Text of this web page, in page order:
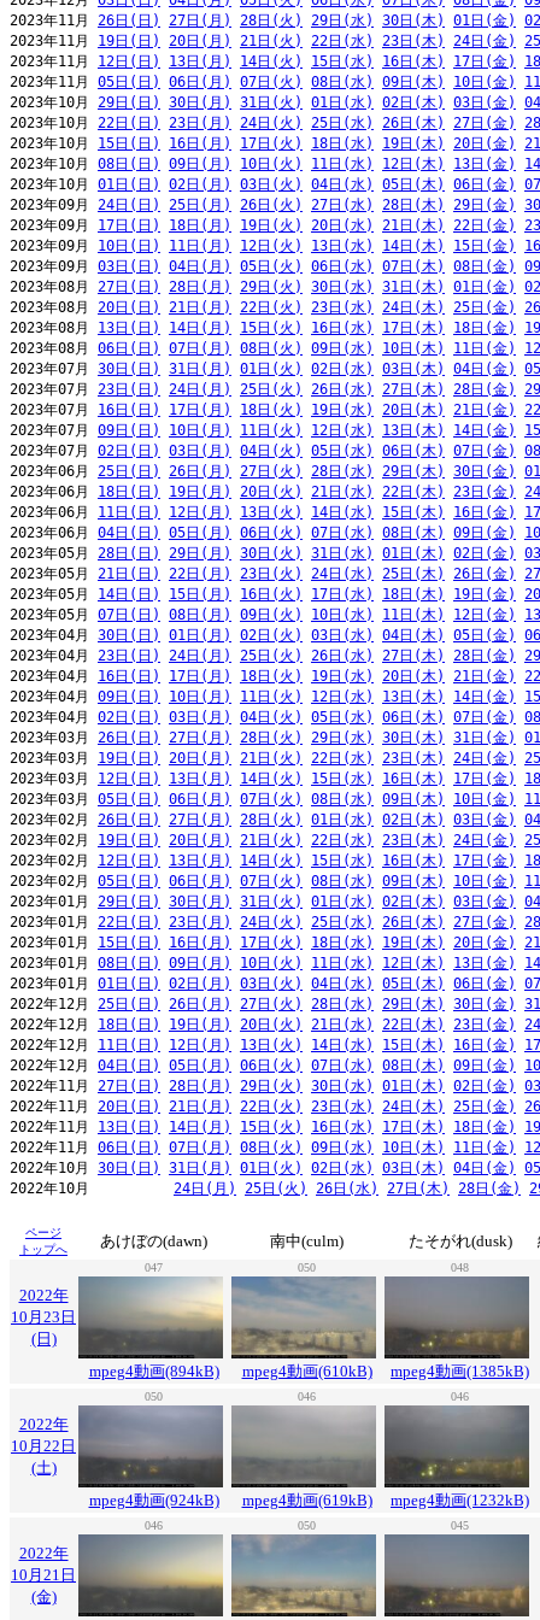
2023年11月 26日(日) 27日(月) 28日(火) 29日(水) 30日(木) 01日(金)
2023年11月 19日(日) 20日(月) 21日(火) 22日(水) 23日(木) 24日(金)
2023年11月 12日(日) 13日(月) 14日(火) 15日(水) 16日(木) 17日(金)
2023年11月 05日(日) 06日(月) 07日(火) 08日(水) 09日(木) 10日(金)
2023年10月 29日(日) 30日(月) 31日(火) 01日(水) 02日(木) 03日(金)
2023年10月 22日(日) 23日(月) 24日(火) 25日(水) 26日(木) 27日(金)
2023年10月 15日(日) 16日(月) 17日(火) 18日(水) 19日(木) 20日(金)
2023年10月 08日(日) 09日(月) 10日(火) 11日(水) 12日(木) 13日(金)
2023年10月 01日(日) 02日(月) 03日(火) 04日(水) 05日(木) 06日(金)
2023年09月 24日(日) 25日(月) 26日(火) 27日(水) 28日(木) 29日(金)
2023年09月 17日(日) 18日(月) 19日(火) 20日(水) 21日(木) 22日(金)
2023年09月 10日(日) 11日(月) 12日(火) 13日(水) 14日(木) 15日(金)
2023年09月 03日(日) 04日(月) 05日(火) 06日(水) 07日(木) 08日(金)
2023年08月 27日(日) 28日(月) 29日(火) 30日(水) 31日(木) 01日(金)
2023年08月 20日(日) 21日(月) 22日(火) 23日(水) 24日(木) 25日(金)
2023年08月 13日(日) 14日(月) 15日(火) 16日(水) 17日(木) 18日(金)
2023年08月 06日(日) 07日(月) 08日(火) 09日(水) 10日(木) 11日(金)
2023年07月 30日(日) 31日(月) 01日(火) 02日(水) 03日(木) 04日(金)
2023年07月 23日(日) 24日(月) 25日(火) 26日(水) 27日(木) 28日(金)
2023年07月 16日(日) 17日(月) 18日(火) 19日(水) 20日(木) 21日(金)
2023年07月 09日(日) 10日(月) 11日(火) 12日(水) 13日(木) 14日(金)
2023年07月 02日(日) 03日(月) 04日(火) 05日(水) 06日(木) 07日(金)
2023年06月 25日(日) 26日(月) 27日(火) 28日(水) 29日(木) 30日(金)
2023年06月 18日(日) 19日(月) 20日(火) 21日(水) 22日(木) 23日(金)
2023年06月 11日(日) 12日(月) 13日(火) 14日(水) 15日(木) 16日(金)
2023年06月 04日(日) 05日(月) 06日(火) 07日(水) 08日(木) 09日(金)
2023年05月 28日(日) 29日(月) 30日(火) 31日(水) 01日(木) 02日(金)
2023年05月 21日(日) 22日(月) 23日(火) 24日(水) 25日(木) 26日(金)
2023年05月 14日(日) 15日(月) 16日(火) 17日(水) 18日(木) 19日(金)
2023年05月 07日(日) 08日(月) 09日(火) 10日(水) 11日(木) 12日(金)
2023年04月 30日(日) 01日(月) 02日(火) 03日(水) 04日(木) 05日(金)
2023年04月 23日(日) 24日(月) 25日(火) 26日(水) 27日(木) 28日(金)
2023年04月 16日(日) 17日(月) 18日(火) 19日(水) 20日(木) 21日(金)
2023年04月 09日(日) 10日(月) 11日(火) 12日(水) 13日(木) 14日(金)
2023年04月 02日(日) 03日(月) 04日(火) 05日(水) 06日(木) 07日(金)
2023年03月 26日(日) 27日(月) 28日(火) 29日(水) 30日(木) 31日(金)
2023年03月 19日(日) 20日(月) 21日(火) 22日(水) 23日(木) 24日(金)
2023年03月 12日(日) 13日(月) 14日(火) 15日(水) 16日(木) 17日(金)
2023年03月 05日(日) 06日(月) 07日(火) 08日(水) 09日(木) 10日(金)
2023年02月 26日(日) 27日(月) 28日(火) 01日(水) 02日(木) 03日(金)
2023年02月 19日(日) 20日(月) 21日(火) 22日(水) 23日(木) 24日(金)
2023年02月 12日(日) 13日(月) 14日(火) 15日(水) 16日(木) 17日(金)
2023年02月 05日(日) 06日(月) 07日(火) 08日(水) 09日(木) 10日(金)
2023年01月 29日(日) 30日(月) 31日(火) 01日(水) 02日(木) 03日(金)
2023年01月 22日(日) 23日(月) 24日(火) 25日(水) 26日(木) 27日(金)
2023年01月 15日(日) 16日(月) 17日(火) 18日(水) 19日(木) 20日(金)
2023年01月 08日(日) 09日(月) 10日(火) 11日(水) 12日(木) 13日(金)
2023年01月 01日(日) 02日(月) 03日(火) 04日(水) 05日(木) 06日(金)
2022年12月 25日(日) 26日(月) 27日(火) 28日(水) 29日(木) 30日(金)
2022年12月 18日(日) 19日(月) 20日(火) 21日(水) 22日(木) 23日(金)
2022年12月 11日(日) 12日(月) 13日(火) 14日(水) 15日(木) 16日(金)
2022年12月 04日(日) 05日(月) 06日(火) 07日(水) 08日(木) 09日(金)
2022年11月 27日(日) 28日(月) 29日(火) 30日(水) 01日(木) 02日(金)
2022年11月 20日(日) 21日(月) 22日(火) 23日(水) 24日(木) 25日(金)
2022年11月 13日(日) 14日(月) 15日(火) 16日(水) 17日(木) 18日(金)
2022年11月 06日(日) 07日(月) 08日(火) 09日(水) 10日(木) 11日(金)
2022年10月 30日(日) 31日(月) 01日(火) 02日(水) 03日(木) 04日(金)
2022年10月 24日(月) 25日(火) 26日(水) 27日(木) 28日(金)
ページ
トップへ
あけぼの(dawn) 南中(culm) たそがれ(dusk)
047 050 048
2022年
10月23日
(日)
mpeg4動画(894kB)
mpeg4動画(610kB) mpeg4動画(1385kB)
050 046 046
2022年
10月22日
(土)
mpeg4動画(924kB)
mpeg4動画(619kB) mpeg4動画(1232kB)
046 050 045
2022年
10月21日
(金)